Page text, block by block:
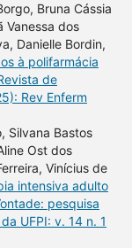
Bruna Cássia
Vanessa dos
Danielle Bordin,
à polifarmácia
de
Rev Enferm
Silvana Bastos
Ost dos
Vinícius de
intensiva adulto
pesquisa
UFPI: v. 14 n. 1